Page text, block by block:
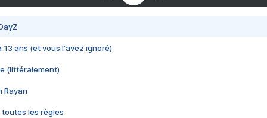
13 ans (et vous l'avez ignoré)
(littéralement)
Rayan
toutes les règles